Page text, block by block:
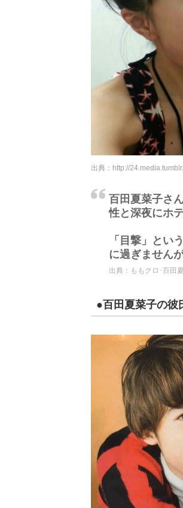
出典： http://
百田夏菜子さ
性と深夜にホ
「目撃」とい
に過ぎません
出典： ももクロ･百田
●百田夏菜子の彼